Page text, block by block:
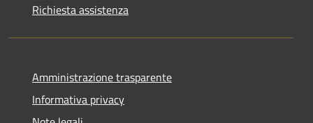
Richiesta assistenza
Amministrazione trasparente
Informativa privacy